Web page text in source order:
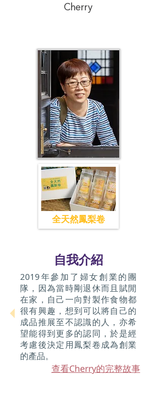
Cherry
全天然鳳梨卷
​自我介紹
2019年參加了婦女創業的團
隊，因為當時剛退休而且賦閒
在家，自己一向對製作食物都
很有興趣，想到可以將自己的
成品推展至不認識的人，亦希
望能得到更多的認同，於是經
考慮後決定用鳳梨卷成為創業
的產品。
查看Cherry的完整故事